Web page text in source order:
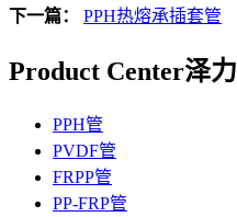
下一篇：
PPH热熔承插套管
Product Center泽力
PPH管
PVDF管
FRPP管
PP-FRP管